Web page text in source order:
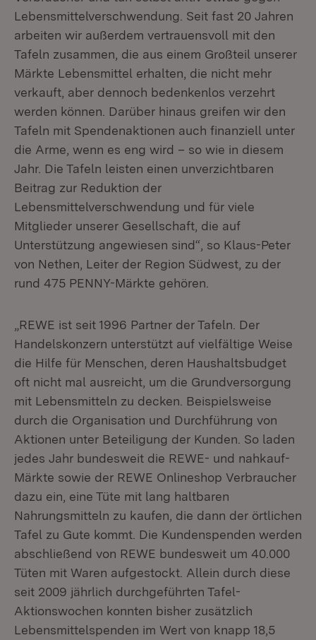
Lebensmittelverschwendung. Seit fast 20 Jahren
arbeiten wir außerdem vertrauensvoll mit den
Tafeln zusammen, die aus einem Großteil unserer
Märkte Lebensmittel erhalten, die nicht mehr
verkauft, aber dennoch bedenkenlos verzehrt
werden können. Darüber hinaus greifen wir den
Tafeln mit Spendenaktionen auch finanziell unter
die Arme, wenn es eng wird – so wie in diesem
Jahr. Die Tafeln leisten einen unverzichtbaren
Beitrag zur Reduktion der
Lebensmittelverschwendung und für viele
Mitglieder unserer Gesellschaft, die auf
Unterstützung angewiesen sind“, so Klaus-Peter
von Nethen, Leiter der Region Südwest, zu der
rund 475 PENNY-Märkte gehören.
„REWE ist seit 1996 Partner der Tafeln. Der
Handelskonzern unterstützt auf vielfältige Weise
die Hilfe für Menschen, deren Haushaltsbudget
oft nicht mal ausreicht, um die Grundversorgung
mit Lebensmitteln zu decken. Beispielsweise
durch die Organisation und Durchführung von
Aktionen unter Beteiligung der Kunden. So laden
jedes Jahr bundesweit die REWE- und nahkauf-
Märkte sowie der REWE Onlineshop Verbraucher
dazu ein, eine Tüte mit lang haltbaren
Nahrungsmitteln zu kaufen, die dann der örtlichen
Tafel zu Gute kommt. Die Kundenspenden werden
abschließend von REWE bundesweit um 40.000
Tüten mit Waren aufgestockt. Allein durch diese
seit 2009 jährlich durchgeführten Tafel-
Aktionswochen konnten bisher zusätzlich
Lebensmittelspenden im Wert von knapp 18,5